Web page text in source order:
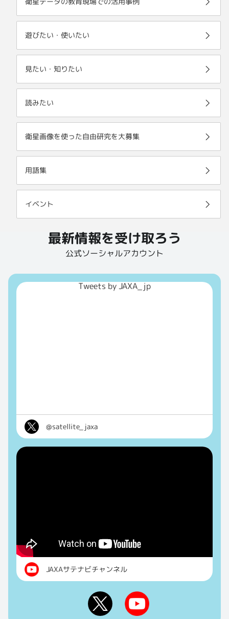
遊びたい・使いたい
見たい・知りたい
読みたい
衛星画像を使った自由研究を大募集
用語集
イベント
最新情報を受け取ろう
公式ソーシャルアカウント
Tweets by JAXA_jp
@satellite_jaxa
JAXAサテナビチャンネル